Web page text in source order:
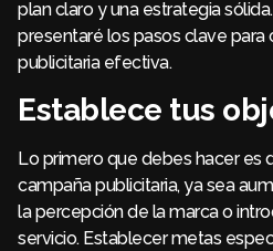
plan claro y una estrategia
presentaré los pasos clave para
publicitaria efectiva.
Establece tus
Lo primero que debes hacer es
campaña publicitaria, ya sea
la percepción de la marca o
servicio. Establecer metas